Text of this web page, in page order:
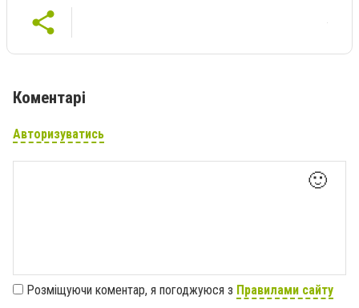
Коментарі
Авторизуватись
🙂
Розміщуючи коментар, я погоджуюся з Правилами сайту